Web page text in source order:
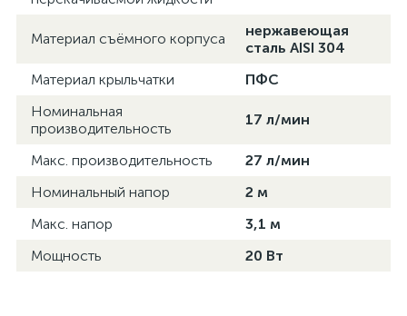
Материал съёмного корпуса
нержавеющая
сталь AISI 304
Материал крыльчатки
ПФС
Номинальная
производительность
17 л/мин
Макс. производительность
27 л/мин
Номинальный напор
2 м
Макс. напор
3,1 м
Мощность
20 Вт